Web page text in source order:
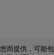
而提供，可能